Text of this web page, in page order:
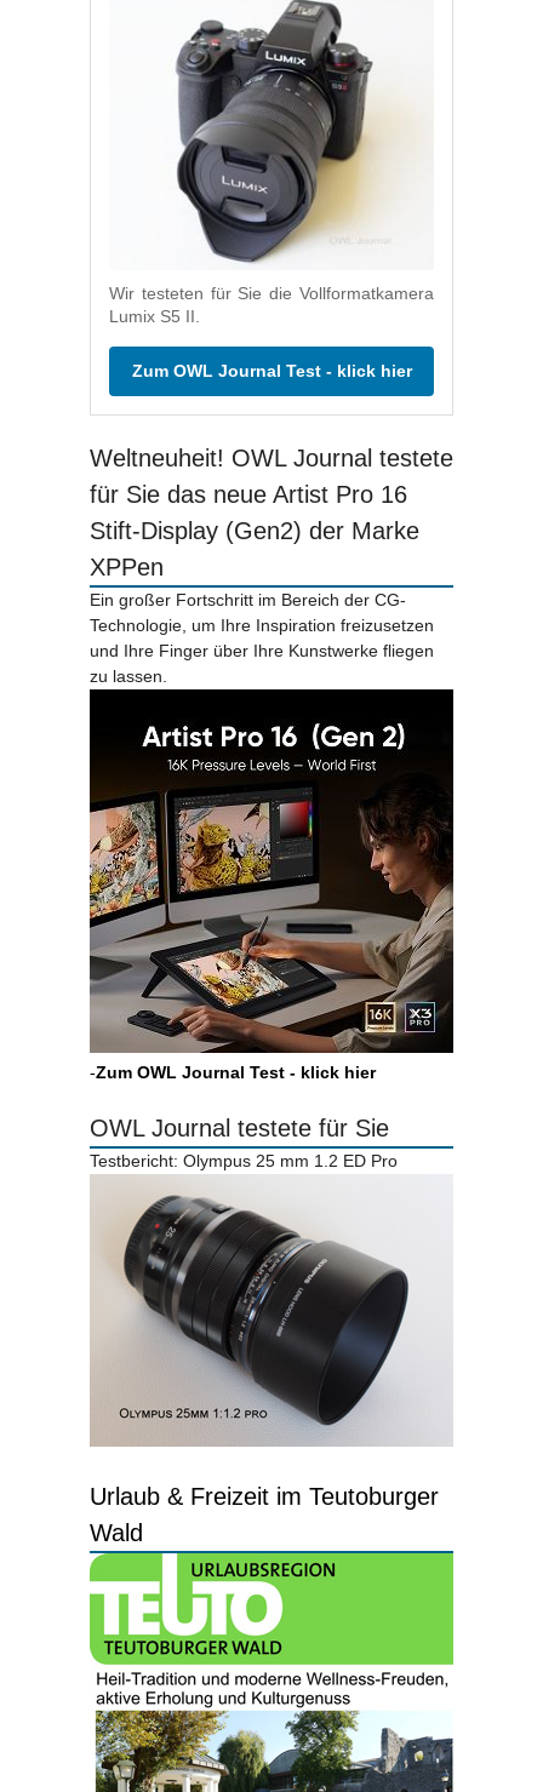
Wir testeten für Sie die Vollformatkamera
Lumix S5 II.
Zum OWL Journal Test - klick hier
Weltneuheit! OWL Journal testete
für Sie das neue Artist Pro 16
Stift-Display (Gen2) der Marke
XPPen
Ein großer Fortschritt im Bereich der CG-
Technologie, um Ihre Inspiration freizusetzen
und Ihre Finger über Ihre Kunstwerke fliegen
zu lassen.
-Zum OWL Journal Test - klick hier
OWL Journal testete für Sie
Testbericht: Olympus 25 mm 1.2 ED Pro
Urlaub & Freizeit im Teutoburger
Wald